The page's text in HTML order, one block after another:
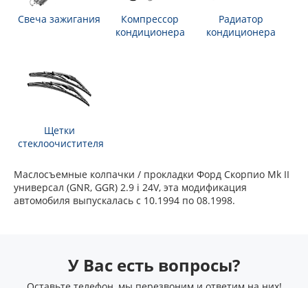
Свеча зажигания
Компрессор
кондиционера
Радиатор
кондиционера
Щетки
стеклоочистителя
Маслосъемные колпачки / прокладки Форд Скорпио Mk II
универсал (GNR, GGR) 2.9 i 24V, эта модификация
автомобиля выпускалась с 10.1994 по 08.1998.
У Вас есть вопросы?